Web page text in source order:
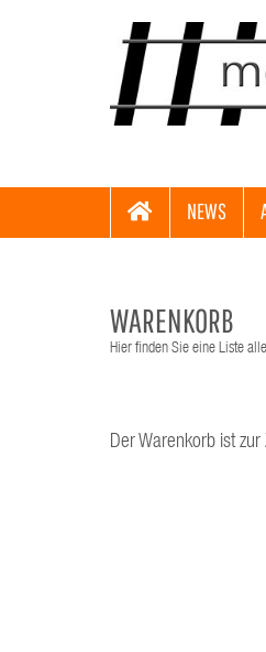
NEWS
WARENKORB
Hier finden Sie eine Liste
Der Warenkorb ist zur